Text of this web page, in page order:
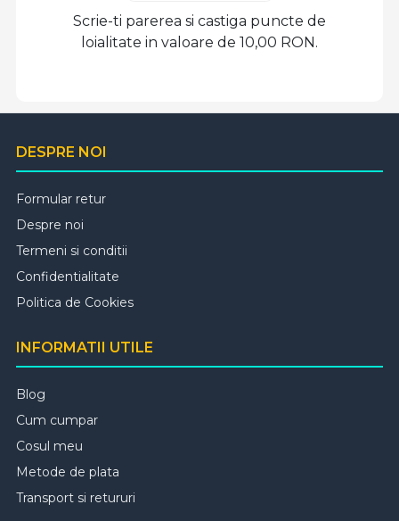
Scrie-ti parerea si castiga puncte de
loialitate in valoare de 10,00 RON.
DESPRE NOI
Formular retur
Despre noi
Termeni si conditii
Confidentialitate
Politica de Cookies
INFORMATII UTILE
Blog
Cum cumpar
Cosul meu
Metode de plata
Transport si retururi